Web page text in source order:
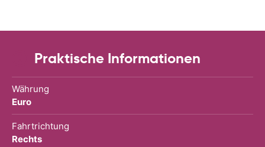
Praktische Informationen
Währung
Euro
Fahrtrichtung
Rechts